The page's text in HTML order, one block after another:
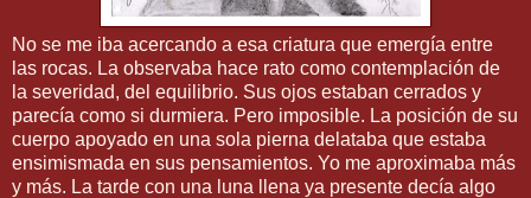
No se me iba acercando a esa criatura que emergía entre
las rocas. La observaba hace rato como contemplación de
la severidad, del equilibrio. Sus ojos estaban cerrados y
parecía como si durmiera. Pero imposible. La posición de su
cuerpo apoyado en una sola pierna delataba que estaba
ensimismada en sus pensamientos. Yo me aproximaba más
y más. La tarde con una luna llena ya presente decía algo